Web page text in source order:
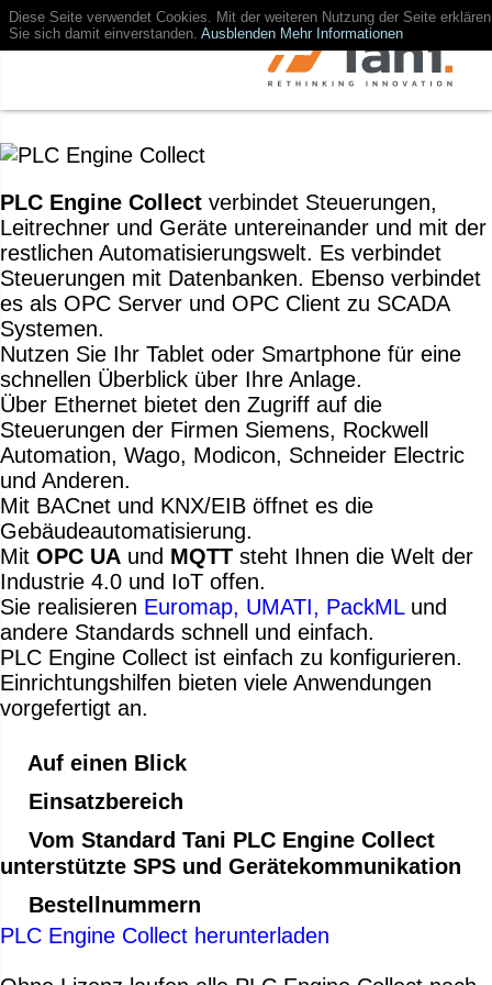
Diese Seite verwendet Cookies. Mit der weiteren Nutzung der Seite erklären
Sie sich damit einverstanden. Ausblenden Mehr Informationen
PLC Engine Collect verbindet Steuerungen,
Leitrechner und Geräte untereinander und mit der
restlichen Automatisierungswelt. Es verbindet
Steuerungen mit Datenbanken. Ebenso verbindet
es als OPC Server und OPC Client zu SCADA
Systemen.
Nutzen Sie Ihr Tablet oder Smartphone für eine
schnellen Überblick über Ihre Anlage.
Über Ethernet bietet den Zugriff auf die
Steuerungen der Firmen Siemens, Rockwell
Automation, Wago, Modicon, Schneider Electric
und Anderen.
Mit BACnet und KNX/EIB öffnet es die
Gebäudeautomatisierung.
Mit OPC UA und MQTT steht Ihnen die Welt der
Industrie 4.0 und IoT offen.
Sie realisieren Euromap, UMATI, PackMLund
andere Standards schnell und einfach.
PLC Engine Collect ist einfach zu konfigurieren.
Einrichtungshilfen bieten viele Anwendungen
vorgefertigt an.
Auf einen Blick
Einsatzbereich
Vom Standard Tani PLC Engine Collect
unterstützte SPS und Gerätekommunikation
Bestellnummern
PLC Engine Collect herunterladen